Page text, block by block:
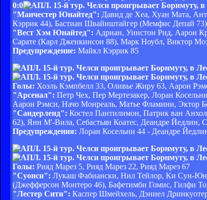
0:0
"Манчестер Юнайтед": Давид де Хеа, Хуан Мата,
Кэррик 44), Бастиан Швайнштайгер (Мемфис Депай
"Вест Хэм Юнайтед": Адриан, Уинстон Рид, Аарон
Сарате (Карл Дженкинсон 88), Марк Ноубл, Виктор
Предупреждение: Майкл Кэррик 85
Голы: Хоэль Кэмпбелл 33, Оливье Жиру 63, Аарон
"Арсенал": Петр Чех, Пер Мертезакер, Лоран
Аарон Рэмси, Начо Монреаль, Матье Фламини, Эктор
"Сандерленд": Костел Пантилимон, Патрик ван
62), Янн М'-Вила, Себастьян Коатес, Деандре Йедлин,
Предупреждения: Лоран Косельни 44 - Деандре
Голы: Рияд Марез 5, Рияд Марез 22, Рияд Марез 67
"Суонси": Лукаш Фабиански, Нил Тейлор, Ки Сун-Юн
(Джефферсон Монтеро 46), Бафетимби Гомис, Гилфи
"Лестер Сити": Каспер Шмейхель, Дэниел